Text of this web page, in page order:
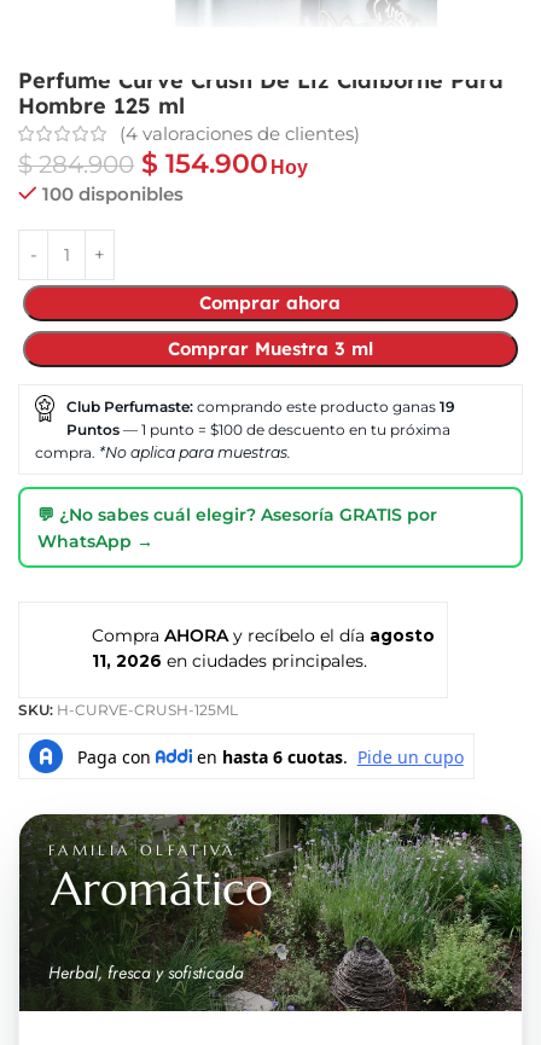
Perfume Curve Crush De Liz Claiborne Para
Hombre 125 ml
(4 valoraciones de clientes)
$284.900 $ 154.900 Hoy
100 disponibles
Comprar ahora
Comprar Muestra 3 ml
Club Perfumaste: comprando este producto ganas 19
Puntos — 1 punto = $100 de descuento en tu próxima
compra. *No aplica para muestras.
💬 ¿No sabes cuál elegir? Asesoría GRATIS por
WhatsApp →
Compra AHORA y recíbelo el día agosto
11, 2026 en ciudades principales.
SKU: H-CURVE-CRUSH-125ML
FAMILIA OLFATIVA
Aromático
Herbal, fresca y sofisticada